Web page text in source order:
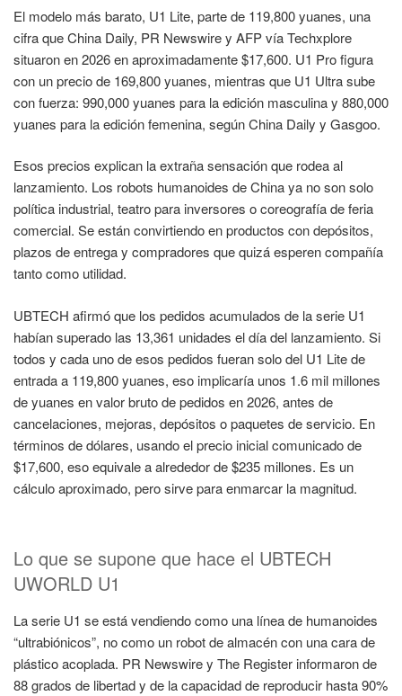
El modelo más barato, U1 Lite, parte de 119,800 yuanes, una
cifra que China Daily, PR Newswire y AFP vía Techxplore
situaron en 2026 en aproximadamente $17,600. U1 Pro figura
con un precio de 169,800 yuanes, mientras que U1 Ultra sube
con fuerza: 990,000 yuanes para la edición masculina y 880,000
yuanes para la edición femenina, según China Daily y Gasgoo.
Esos precios explican la extraña sensación que rodea al
lanzamiento. Los robots humanoides de China ya no son solo
política industrial, teatro para inversores o coreografía de feria
comercial. Se están convirtiendo en productos con depósitos,
plazos de entrega y compradores que quizá esperen compañía
tanto como utilidad.
UBTECH afirmó que los pedidos acumulados de la serie U1
habían superado las 13,361 unidades el día del lanzamiento. Si
todos y cada uno de esos pedidos fueran solo del U1 Lite de
entrada a 119,800 yuanes, eso implicaría unos 1.6 mil millones
de yuanes en valor bruto de pedidos en 2026, antes de
cancelaciones, mejoras, depósitos o paquetes de servicio. En
términos de dólares, usando el precio inicial comunicado de
$17,600, eso equivale a alrededor de $235 millones. Es un
cálculo aproximado, pero sirve para enmarcar la magnitud.
Lo que se supone que hace el UBTECH
UWORLD U1
La serie U1 se está vendiendo como una línea de humanoides
“ultrabiónicos”, no como un robot de almacén con una cara de
plástico acoplada. PR Newswire y The Register informaron de
88 grados de libertad y de la capacidad de reproducir hasta 90%